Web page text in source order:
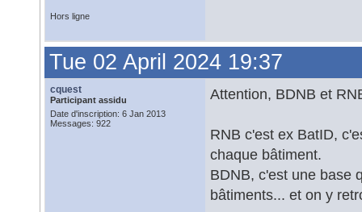
Hors ligne
Tue 02 April 2024 19:37
cquest
Participant assidu
Date d'inscription: 6 Jan 2013
Messages: 922
Attention, BDNB et
RNB c'est ex BatID,
chaque bâtiment.
BDNB, c'est une base
bâtiments... et on y